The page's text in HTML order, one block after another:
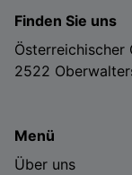
Finden Sie uns
Österreichischer
2522
Menü
Über uns